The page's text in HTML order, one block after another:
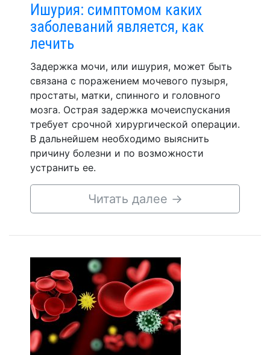
Ишурия: симптомом каких
заболеваний является, как
лечить
Задержка мочи, или ишурия, может быть
связана с поражением мочевого пузыря,
простаты, матки, спинного и головного
мозга. Острая задержка мочеиспускания
требует срочной хирургической операции.
В дальнейшем необходимо выяснить
причину болезни и по возможности
устранить ее.
Читать далее →